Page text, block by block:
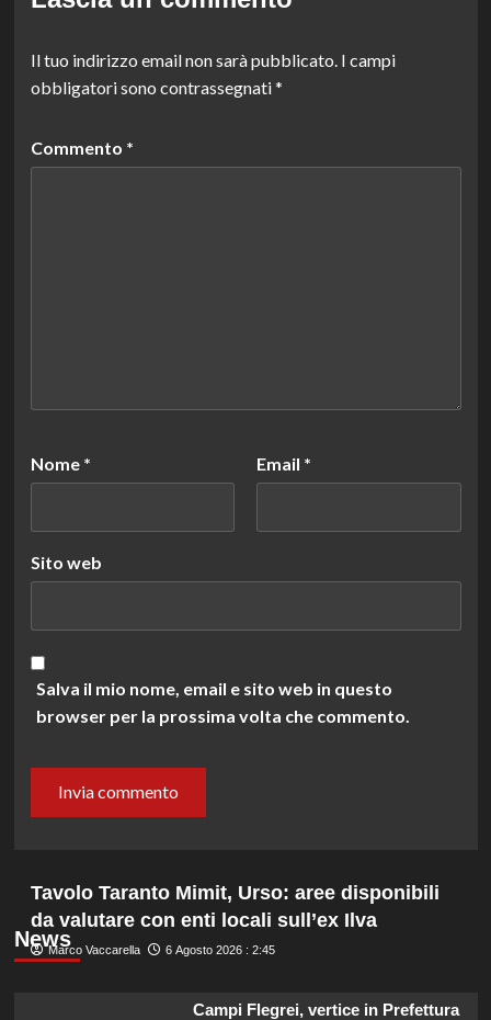
Il tuo indirizzo email non sarà pubblicato. I campi
obbligatori sono contrassegnati*
Commento *
Nome * Email *
Sito web
Salva il mio nome, email e sito web in questo
browser per la prossima volta che commento.
News
Tavolo Taranto Mimit, Urso: aree disponibili
da valutare con enti locali sull’ex Ilva
Marco Vaccarella 6 Agosto 2026 : 2:45
Campi Flegrei, vertice in Prefettura